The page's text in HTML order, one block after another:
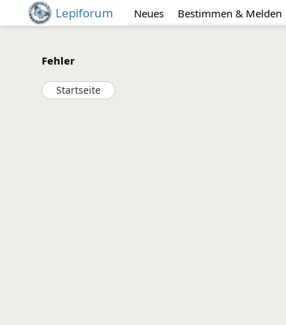
Lepiforum Neues Bestimmen & Melden
Fehler
Startseite